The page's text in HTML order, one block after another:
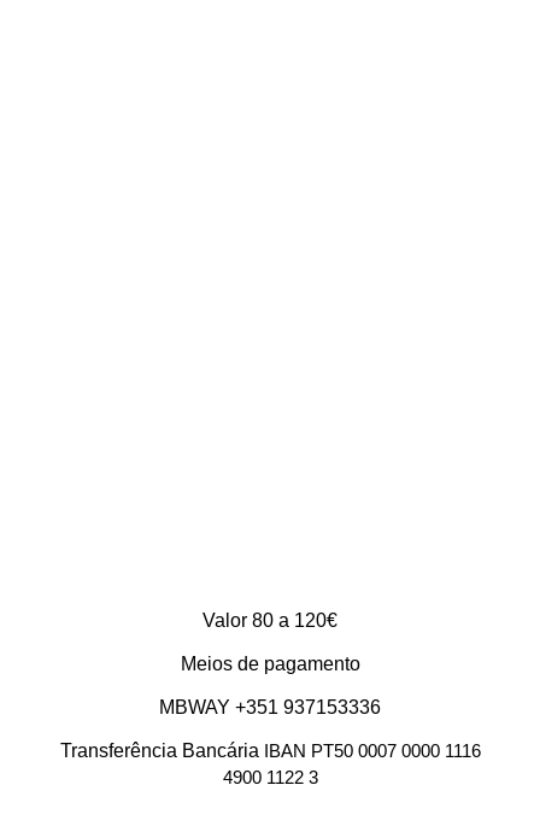
Valor 80 a 120€
Meios de pagamento
MBWAY +351 937153336
Transferência Bancária
IBAN PT50 0007 0000 1116
4900 1122 3